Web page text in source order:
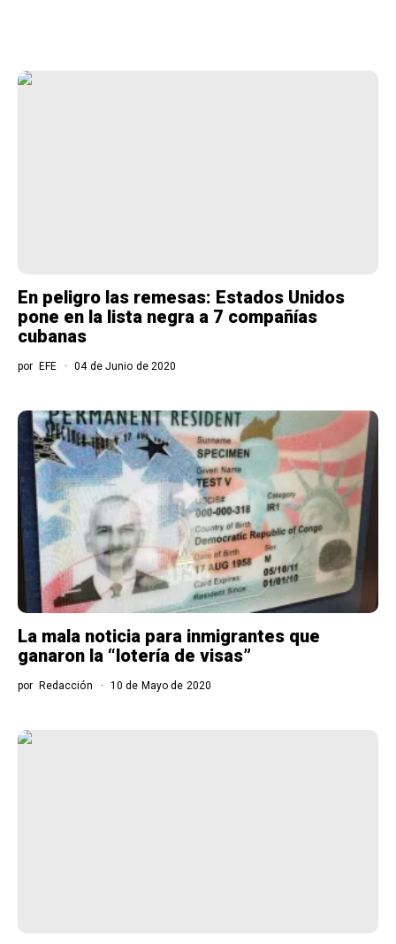
En peligro las remesas: Estados Unidos
pone en la lista negra a 7 compañías
cubanas
por EFE 04 de Junio de 2020
La mala noticia para inmigrantes que
ganaron la “lotería de visas”
por Redacción 10 de Mayo de 2020